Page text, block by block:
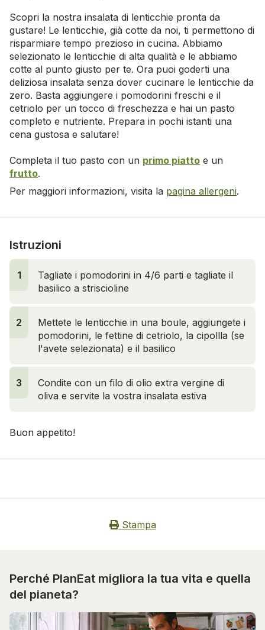
Scopri la nostra insalata di lenticchie pronta da
gustare! Le lenticchie, già cotte da noi, ti permettono di
risparmiare tempo prezioso in cucina. Abbiamo
selezionato le lenticchie di alta qualità e le abbiamo
cotte al punto giusto per te. Ora puoi goderti una
deliziosa insalata senza dover cucinare le lenticchie da
zero. Basta aggiungere i pomodorini freschi e il
cetriolo per un tocco di freschezza e hai un pasto
completo e nutriente. Prepara in pochi istanti una
cena gustosa e salutare!
Completa il tuo pasto con un primo piatto e un
frutto.
Per maggiori informazioni, visita la pagina allergeni.
Istruzioni
1
Tagliate i pomodorini in 4/6 parti e tagliate il
basilico a striscioline
2
Mettete le lenticchie in una boule, aggiungete i
pomodorini, le fettine di cetriolo, la cipollla (se
l'avete selezionata) e il basilico
3
Condite con un filo di olio extra vergine di
oliva e servite la vostra insalata estiva
Buon appetito!
Stampa
Perché PlanEat migliora la tua vita e quella
del pianeta?